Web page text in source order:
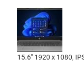
15.6" 1920 x 1080,